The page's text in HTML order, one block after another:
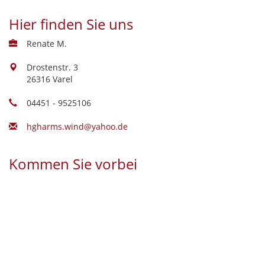
Hier finden Sie uns
Renate M.
Drostenstr. 3
26316 Varel
04451 - 9525106
hgharms.wind@yahoo.de
Kommen Sie vorbei